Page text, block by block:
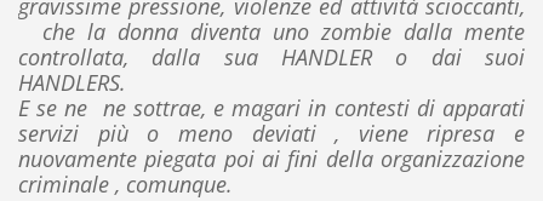
gravissime pressione, violenze ed attività scioccanti,
che la donna diventa uno zombie dalla mente
controllata, dalla sua HANDLER o dai suoi
HANDLERS.
E se ne ne sottrae, e magari in contesti di apparati
servizi più o meno deviati , viene ripresa e
nuovamente piegata poi ai fini della organizzazione
criminale , comunque.